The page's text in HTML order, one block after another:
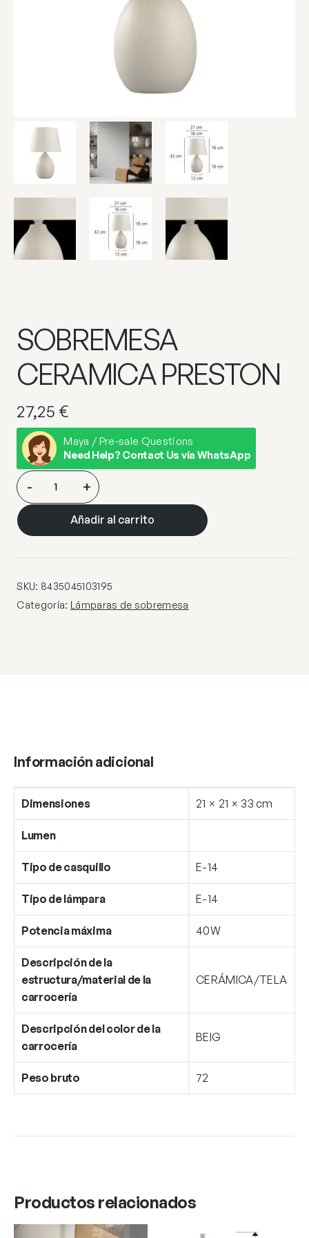
SOBREMESA
CERAMICA PRESTON
27,25 €
Maya / Pre-sale Questions
Need Help? Contact Us via WhatsApp
SOBREMESA
CERAMICA
PRESTON
cantidad
- +
Añadir al carrito
SKU: 8435045103195
Categoría: Lámparas de sobremesa
Información adicional
Dimensiones 21 × 21 × 33 cm
Lumen
Tipo de casquillo E-14
Tipo de lámpara E-14
Potencia máxima 40W
Descripción de la
estructura/material de la
carrocería
CERÁMICA/TELA
Descripción del color de la
carrocería
BEIG
Peso bruto 72
Productos relacionados